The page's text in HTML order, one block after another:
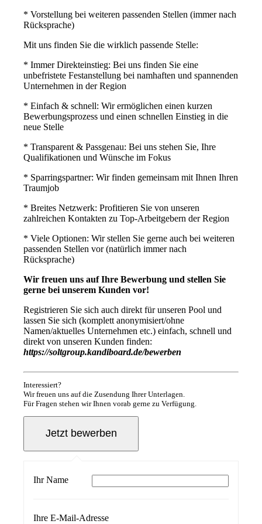
* Vorstellung bei weiteren passenden Stellen (immer nach
Rücksprache)
Mit uns finden Sie die wirklich passende Stelle:
* Immer Direkteinstieg: Bei uns finden Sie eine
unbefristete Festanstellung bei namhaften und spannenden
Unternehmen in der Region
* Einfach & schnell: Wir ermöglichen einen kurzen
Bewerbungsprozess und einen schnellen Einstieg in die
neue Stelle
* Transparent & Passgenau: Bei uns stehen Sie, Ihre
Qualifikationen und Wünsche im Fokus
* Sparringspartner: Wir finden gemeinsam mit Ihnen Ihren
Traumjob
* Breites Netzwerk: Profitieren Sie von unseren
zahlreichen Kontakten zu Top-Arbeitgebern der Region
* Viele Optionen: Wir stellen Sie gerne auch bei weiteren
passenden Stellen vor (natürlich immer nach
Rücksprache)
Wir freuen uns auf Ihre Bewerbung und stellen Sie
gerne bei unserem Kunden vor!
Registrieren Sie sich auch direkt für unseren Pool und
lassen Sie sich (komplett anonymisiert/ohne
Namen/aktuelles Unternehmen etc.) einfach, schnell und
direkt von unseren Kunden finden:
https://soltgroup.kandiboard.de/bewerben
Interessiert?
Wir freuen uns auf die Zusendung Ihrer Unterlagen.
Für Fragen stehen wir Ihnen vorab gerne zu Verfügung.
Ihr Name
Ihre E-Mail-Adresse